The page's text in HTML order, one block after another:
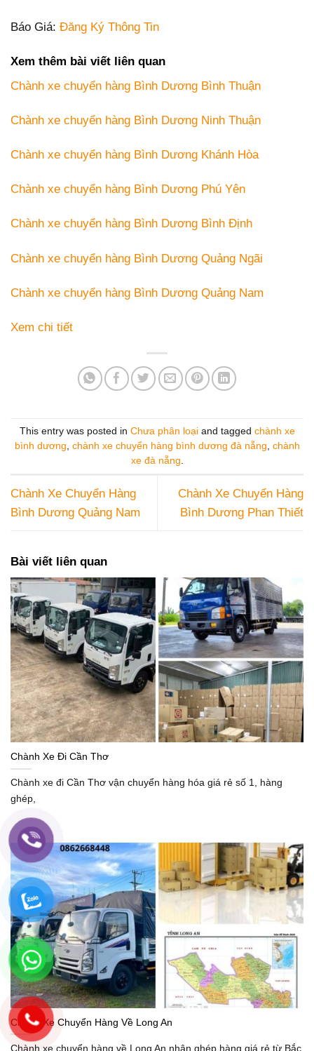
Báo Giá: Đăng Ký Thông Tin
Xem thêm bài viết liên quan
Chành xe chuyển hàng Bình Dương Bình Thuận
Chành xe chuyển hàng Bình Dương Ninh Thuận
Chành xe chuyển hàng Bình Dương Khánh Hòa
Chành xe chuyển hàng Bình Dương Phú Yên
Chành xe chuyển hàng Bình Dương Bình Định
Chành xe chuyển hàng Bình Dương Quảng Ngãi
Chành xe chuyển hàng Bình Dương Quảng Nam
Xem chi tiết
This entry was posted in Chưa phân loạiand tagged chành xe
bình dương, chành xe chuyển hàng bình dương đà nẵng, chành
xe đà nẵng.
Chành Xe Chuyển Hàng
Bình Dương Quảng Nam
Chành Xe Chuyển Hàng
Bình Dương Phan Thiết
Bài viết liên quan
Chành Xe Đi Cần Thơ
Chành xe đi Cần Thơ vận chuyển hàng hóa giá rẻ số 1, hàng
ghép,
Chành Xe Chuyển Hàng Về Long An
Chành xe chuyển hàng về Long An nhận ghép hàng giá rẻ từ Bắc